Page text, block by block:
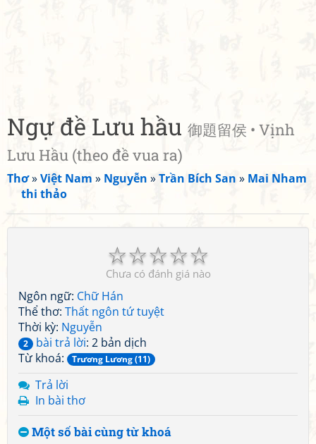
Ngự đề Lưu hầu 御題留侯 • Vịnh
Lưu Hầu (theo đề vua ra)
Thơ»Việt Nam » Nguyễn »Trần Bích San » Mai Nham
thi thảo
☆
☆
☆
☆
☆
Chưa có đánh giá nào
Ngôn ngữ: Chữ Hán
Thể thơ: Thất ngôn tứ tuyệt
Thời kỳ: Nguyễn
2 bài trả lời: 2 bản dịch
Từ khoá:
Trương Lương (11)
Trả lời
In bài thơ
Một số bài cùng từ khoá